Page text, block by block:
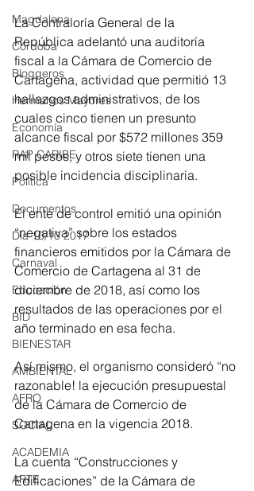
Magdalena
Córdoba
Bloggeros
Hermanos Mayores
Economía
RAP CARIBE
Política
Documentos
Día 10/10 2017
Carnaval
Educación
BID
BIENESTAR
AMBIENTAL
AFRO
SOCIAL
ACADEMIA
ARTE
La Contraloría General de la
República adelantó una auditoría
fiscal a la Cámara de Comercio de
Cartagena, actividad que permitió 13
hallazgos administrativos, de los
cuales cinco tienen un presunto
alcance fiscal por $572 millones 359
mil pesos, y otros siete tienen una
posible incidencia disciplinaria.
El ente de control emitió una opinión
“negativa” sobre los estados
financieros emitidos por la Cámara de
Comercio de Cartagena al 31 de
diciembre de 2018, así como los
resultados de las operaciones por el
año terminado en esa fecha.
Así mismo, el organismo consideró “no
razonable! la ejecución presupuestal
de la Cámara de Comercio de
Cartagena en la vigencia 2018.
La cuenta “Construcciones y
Edificaciones” de la Cámara de